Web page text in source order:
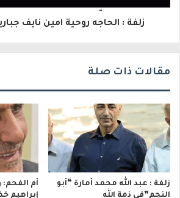
و
زلفة : الحاجه روحية امين نايف
مقالات ذات صلة
زلفة : عبد الله محمد أمارة “أبو
النجم”في ذمة الله
أم الفحم:
إبراهيم